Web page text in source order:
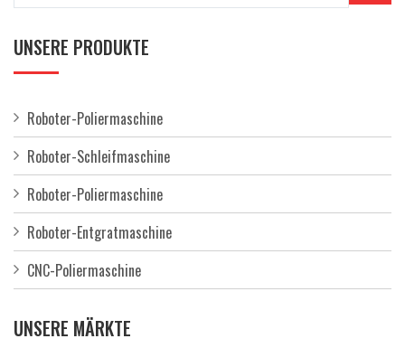
UNSERE PRODUKTE
Roboter-Poliermaschine
Roboter-Schleifmaschine
Roboter-Poliermaschine
Roboter-Entgratmaschine
CNC-Poliermaschine
UNSERE MÄRKTE